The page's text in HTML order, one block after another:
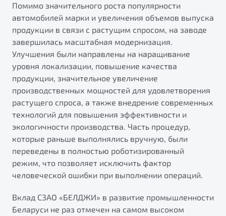
Элегантный и практичный седан
от 1 699 990 ₽*
Обзор В наличии
X70
от 2 499 990 ₽*
Узнайте о специальных выгодах при покупке
автомобиля Belgee
Подробно
Автомобили в наличии
Тест-драйв
Автокредит
Спецпредложения
Будьте еще более уверены на дорогах с программой
"Помощь на дорогах"
Преимущества программы
Запись на сервис
Калькулятор ТО
Помимо значительного роста популярности
автомобилей марки и увеличения объемов выпуска
продукции в связи с растущим спросом, на заводе
завершилась масштабная модернизация.
Улучшения были направлены на наращивание
уровня локализации, повышение качества
продукции, значительное увеличение
производственных мощностей для удовлетворения
растущего спроса, а также внедрение современных
технологий для повышения эффективности и
экологичности производства. Часть процедур,
которые раньше выполнялись вручную, были
переведены в полностью роботизированный
режим, что позволяет исключить фактор
человеческой ошибки при выполнении операций.
Вклад СЗАО «БЕЛДЖИ» в развитие промышленности
Беларуси не раз отмечен на самом высоком